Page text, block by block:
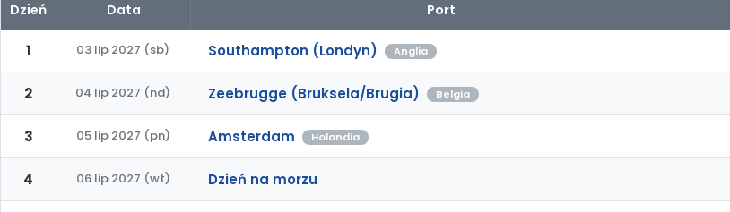
Dzień Data Port
1 03 lip 2027 (sb) Southampton (Londyn) Anglia
2 04 lip 2027 (nd) Zeebrugge (Bruksela/Brugia) Belgia
3 05 lip 2027 (pn) Amsterdam Holandia
4 06 lip 2027 (wt) Dzień na morzu